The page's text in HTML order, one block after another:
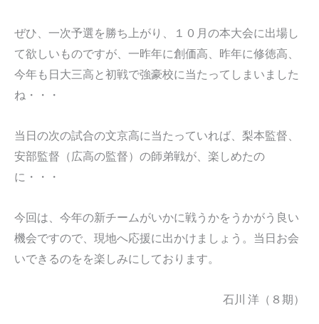
ぜひ、一次予選を勝ち上がり、１０月の本大会に出場し
て欲しいものですが、一昨年に創価高、昨年に修徳高、
今年も日大三高と初戦で強豪校に当たってしまいました
ね・・・
当日の次の試合の文京高に当たっていれば、梨本監督、
安部監督（広高の監督）の師弟戦が、楽しめたの
に・・・
今回は、今年の新チームがいかに戦うかをうかがう良い
機会ですので、現地へ応援に出かけましょう。当日お会
いできるのをを楽しみにしております。
石川 洋（８期）